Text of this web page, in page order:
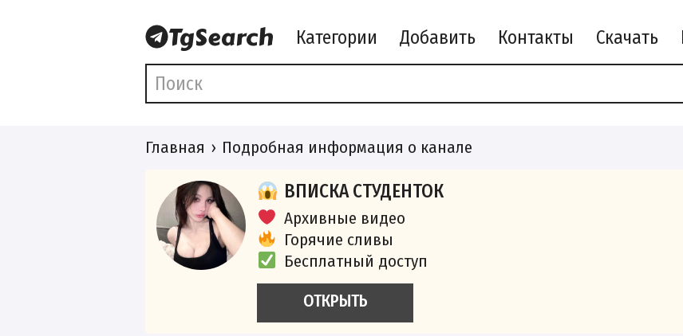
Категории Добавить Контакты Скачать
Главная Подробная информация о канале
ВПИСКА СТУДЕНТОК
Архивные видео
Горячие сливы
Бесплатный доступ
ОТКРЫТЬ